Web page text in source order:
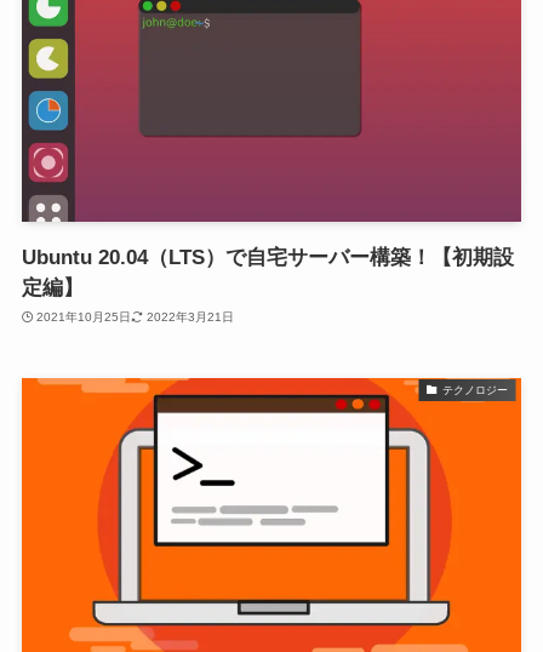
Ubuntu 20.04（LTS）で自宅サーバー構築！【初期設
定編】
2021年10月25日 2022年3月21日
テクノロジー